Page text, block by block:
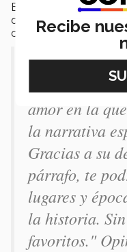
En esta novela, el
de amor entre
cincuenta años.
"Una obra
dejar de leer.
amor en la
la narrativa
Gracias a su
párrafo, te
lugares y
la historia.
favoritos."
Recibe